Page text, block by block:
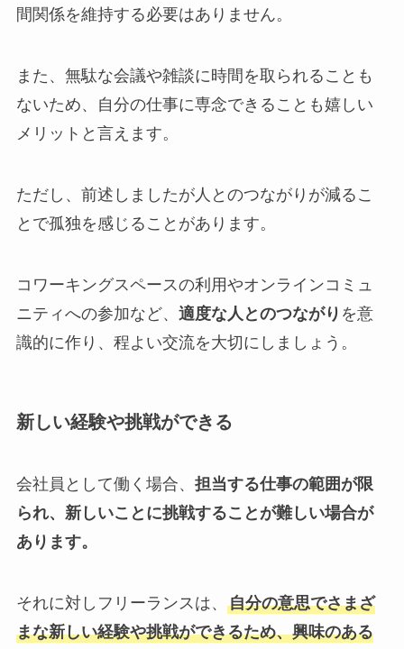
間関係を維持する必要はありません。
また、無駄な会議や雑談に時間を取られることも
ないため、自分の仕事に専念できることも嬉しい
メリットと言えます。
ただし、前述しましたが人とのつながりが減るこ
とで孤独を感じることがあります。
コワーキングスペースの利用やオンラインコミュ
ニティへの参加など、 適度な人とのつながり を意
識的に作り、程よい交流を大切にしましょう。
新しい経験や挑戦ができる
会社員として働く場合、 担当する仕事の範囲が限
られ、新しいことに挑戦することが難しい場合が
あります。
それに対しフリーランスは、 自分の意思でさまざ
まな新しい経験や挑戦ができるため、興味のある